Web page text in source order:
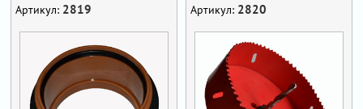
Артикул: 2819 Артикул: 2820